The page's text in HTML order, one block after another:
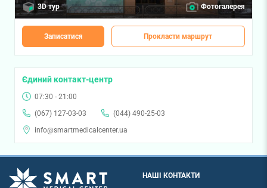
3D тур Фотогалерея
Записатися Прокласти маршрут
Єдиний контакт-центр
07:30 - 21:00
(067) 127-03-03
(044) 490-25-03
info@smartmedicalcenter.ua
НАШІ КОНТАКТИ